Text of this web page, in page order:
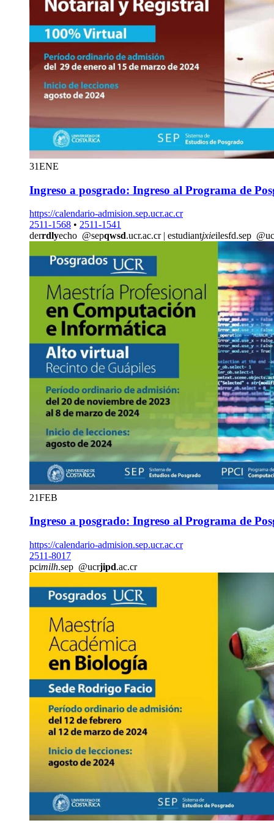
31ENE
Ingreso a posgrado: Ingreso al Programa de
https://calendario-admision.sep.ucr.ac.cr
2511-1568 • 2511-1541
derrdlyecho @sepqwsd.ucr.ac.cr| estudiantjxieilesfd.sep
21FEB
Ingreso a posgrado: Ingreso al Programa de
https://calendario-admision.sep.ucr.ac.cr
2511-8017
pcimilh.sep @ucrjipd.ac.cr